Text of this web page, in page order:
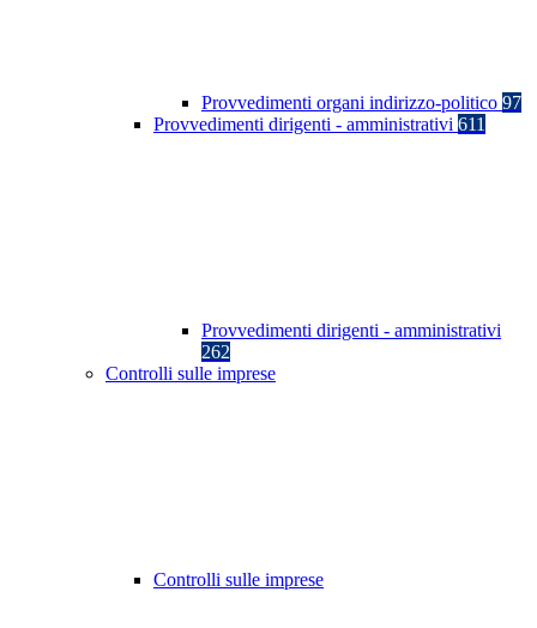
Provvedimenti organi indirizzo-politico 97
Provvedimenti dirigenti - amministrativi 611
Provvedimenti dirigenti - amministrativi
262
Controlli sulle imprese
Controlli sulle imprese